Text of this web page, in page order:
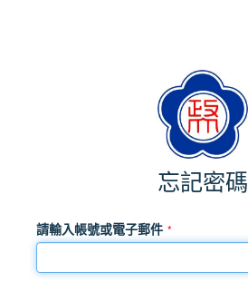
忘記密碼
請輸入帳號或電子郵件